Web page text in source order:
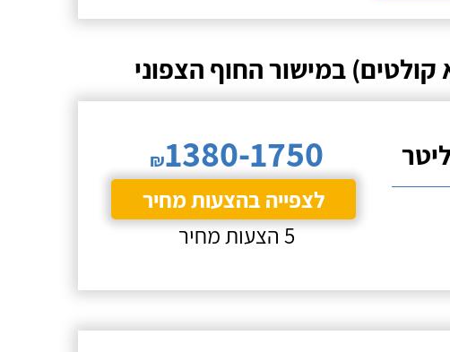
במישור החוף הצפוני
₪1380-1750
לצפייה בהצעות מחיר
5 הצעות מחיר